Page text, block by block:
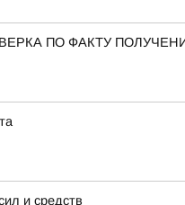
ПО ФАКТУ
и средств